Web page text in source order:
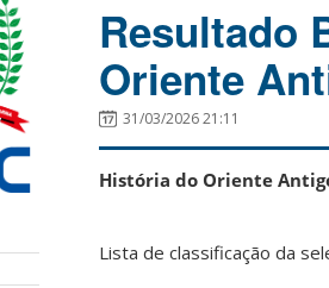
Resultado
Oriente
31/03/2026 21:11
História do Oriente
Lista de classificação da